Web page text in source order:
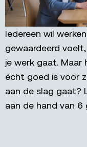
Iedereen wil
gewaardeerd
je werk gaat.
écht goed is voor
aan de slag gaat?
aan de hand van 6